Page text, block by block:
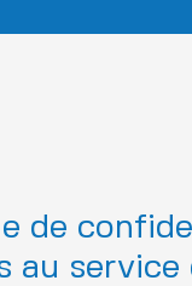
de
au service